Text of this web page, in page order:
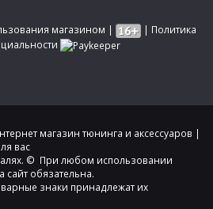
магазином | | Политика
магазин тюнинга и аксессуаров |
вас
© При любом использовании
сайт обязательна.
знаки принадлежат их